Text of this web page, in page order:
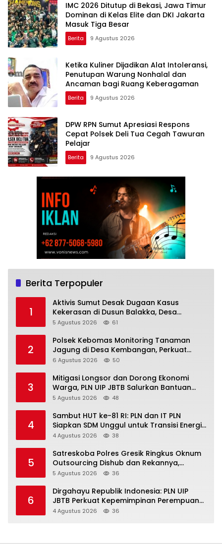
IMC 2026 Ditutup di Bekasi, Jawa Timur
Dominan di Kelas Elite dan DKI Jakarta
Masuk Tiga Besar
Berita 9 Agustus 2026
Ketika Kuliner Dijadikan Alat Intoleransi,
Penutupan Warung Nonhalal dan
Ancaman bagi Ruang Keberagaman
Berita 9 Agustus 2026
DPW RPN Sumut Apresiasi Respons
Cepat Polsek Deli Tua Cegah Tawuran
Pelajar
Berita 9 Agustus 2026
Berita Terpopuler
1
Aktivis Sumut Desak Dugaan Kasus
Kekerasan di Dusun Balakka, Desa
Gunung Malintang Diusut Tuntas
5 Agustus 2026 61
2
Polsek Kebomas Monitoring Tanaman
Jagung di Desa Kembangan, Perkuat
Dukungan Ketahanan Pangan Nasional
6 Agustus 2026 50
3
Mitigasi Longsor dan Dorong Ekonomi
Warga, PLN UIP JBTB Salurkan Bantuan
Konservasi 4.000 Pohon Aren Genjah Asal
5 Agustus 2026 48
4
Sambut HUT ke-81 RI: PLN dan IT PLN
Siapkan SDM Unggul untuk Transisi Energi
Lewat Pelatihan Energi Terbarukan bagi
4 Agustus 2026 38
5
Satreskoba Polres Gresik Ringkus Oknum
Outsourcing Dishub dan Rekannya,
Diduga Edarkan Sabu Jaringan Bangkalan
5 Agustus 2026 36
6
Dirgahayu Republik Indonesia: PLN UIP
JBTB Perkuat Kepemimpinan Perempuan
melalui Srikandi Movement 2026
4 Agustus 2026 36